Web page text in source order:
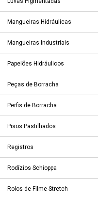
Mangueiras Hidráulicas
Mangueiras Industriais
Papelões Hidráulicos
Peças de Borracha
Perfis de Borracha
Pisos Pastilhados
Registros
Rodízios Schioppa
Rolos de Filme Stretch